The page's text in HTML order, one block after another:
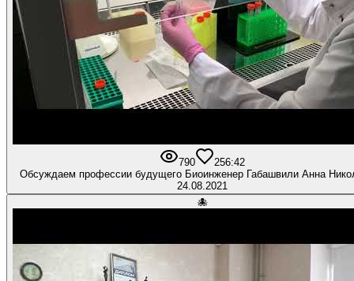
790 256:42
Обсуждаем профессии будущего Биоинженер
24.08.2021
🐙